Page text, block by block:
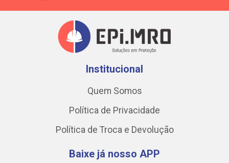
Institucional
Quem Somos
Política de Privacidade
Política de Troca e Devolução
Baixe já nosso APP